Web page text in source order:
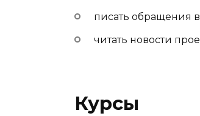
писать обращения
читать новости
Курсы